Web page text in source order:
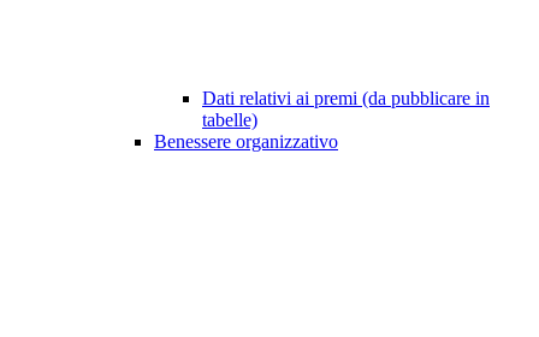
Dati relativi ai premi (da pubblicare in
tabelle)
Benessere organizzativo